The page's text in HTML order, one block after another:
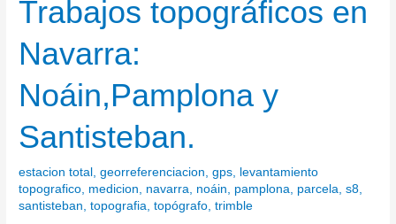
Trabajos topográficos en
Navarra:
Noáin,Pamplona y
Santisteban.
estacion total ,georreferenciacion,gps, levantamiento
topografico, medicion, navarra, noáin, pamplona, parcela,s8,
santisteban,topografia,topógrafo,trimble
topográficos
en
Navarra:
Noáin,Pamplona
Santisteban.